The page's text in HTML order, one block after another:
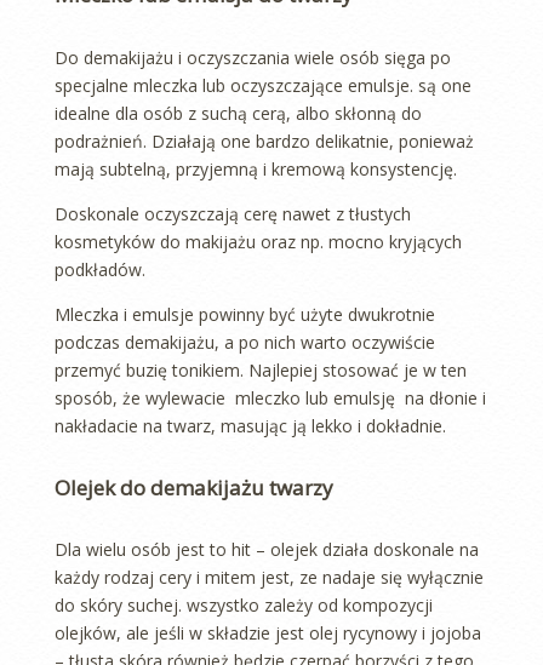
Do demakijażu i oczyszczania wiele osób sięga po
specjalne mleczka lub oczyszczające emulsje. są one
idealne dla osób z suchą cerą, albo skłonną do
podrażnień. Działają one bardzo delikatnie, ponieważ
mają subtelną, przyjemną i kremową konsystencję.
Doskonale oczyszczają cerę nawet z tłustych
kosmetyków do makijażu oraz np. mocno kryjących
podkładów.
Mleczka i emulsje powinny być użyte dwukrotnie
podczas demakijażu, a po nich warto oczywiście
przemyć buzię tonikiem. Najlepiej stosować je w ten
sposób, że wylewacie mleczko lub emulsję na dłonie i
nakładacie na twarz, masując ją lekko i dokładnie.
Olejek do demakijażu twarzy
Dla wielu osób jest to hit – olejek działa doskonale na
każdy rodzaj cery i mitem jest, ze nadaje się wyłącznie
do skóry suchej. wszystko zależy od kompozycji
olejków, ale jeśli w składzie jest olej rycynowy i jojoba